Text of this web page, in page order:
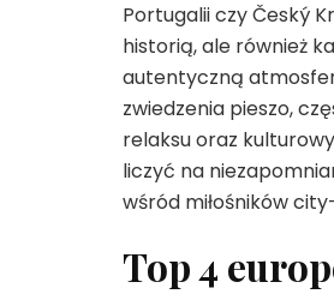
Portugalii czy Český
historią, ale również
autentyczną
zwiedzenia pieszo,
relaksu oraz
liczyć na
wśród miłośników
Top 4